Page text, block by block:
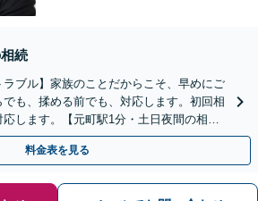
続
ラブル】家族のことだからこそ、早めにご
も、揉める前でも、対応します。初回相
します。【元町駅1分・土日夜間の相談
料金表を見る